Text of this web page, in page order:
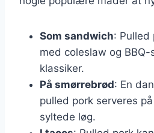
Som sandwich: Pulled
med coleslaw og BBQ-
klassiker.
På smørrebrød: En
pulled pork serveres
syltede løg.